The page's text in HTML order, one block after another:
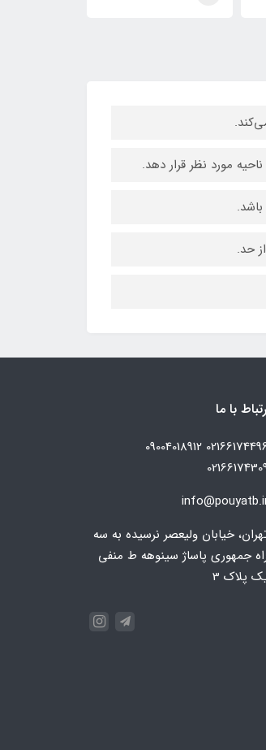
مورد نظر قرار دهد.
حد.
با ما
02166174496 09004018912
خیابان ولیعصر نرسیده به سه
جمهوری پاساژ سینوهه ط منفی
پلاک 3